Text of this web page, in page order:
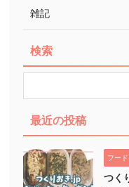
雑記
検索
最近の投稿
フード
つく